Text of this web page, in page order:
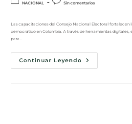
NACIONAL Sin comentarios
Las capacitaciones del Consejo Nacional Electoral fortalecen
democrático en Colombia. A través de herramientas digitales,
para…
Continuar Leyendo